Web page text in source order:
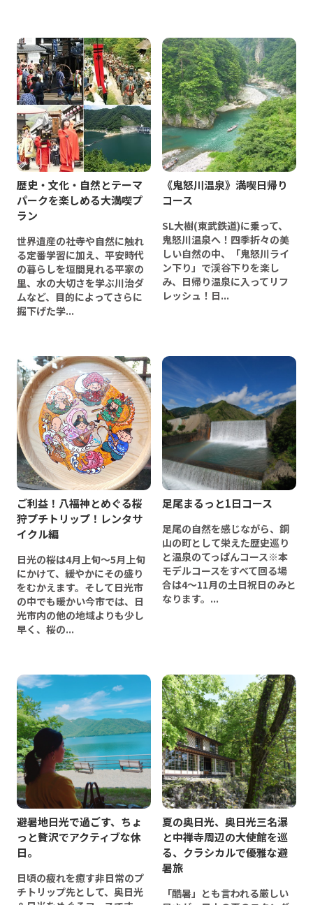
歴史・文化・自然とテーマ
パークを楽しめる大満喫プ
ラン
世界遺産の社寺や自然に触れ
る定番学習に加え、平安時代
の暮らしを垣間見れる平家の
里、水の大切さを学ぶ川治ダ
ムなど、目的によってさらに
掘下げた学...
《鬼怒川温泉》満喫日帰り
コース
SL大樹(東武鉄道)に乗って、
鬼怒川温泉へ！四季折々の美
しい自然の中、「鬼怒川ライ
ン下り」で渓谷下りを楽し
み、日帰り温泉に入ってリフ
レッシュ！日...
ご利益！八福神とめぐる桜
狩プチトリップ！レンタサ
イクル編
日光の桜は4月上旬～5月上旬
にかけて、緩やかにその盛り
をむかえます。そして日光市
の中でも暖かい今市では、日
光市内の他の地域よりも少し
早く、桜の...
足尾まるっと1日コース
足尾の自然を感じながら、銅
山の町として栄えた歴史巡り
と温泉のてっぱんコース※本
モデルコースをすべて回る場
合は4～11月の土日祝日のみと
なります。...
避暑地日光で過ごす、ちょ
っと贅沢でアクティブな休
日。
日頃の疲れを癒す非日常のプ
チトリップ先として、奥日光
夏の奥日光、奥日光三名瀑
と中禅寺周辺の大使館を巡
る、クラシカルで優雅な避
暑旅
「酷暑」とも言われる厳しい